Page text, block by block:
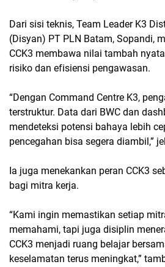
Dari sisi teknis, Team Leader K3
(Disyan) PT PLN Batam, Sopandi,
CCK3 membawa nilai tambah
risiko dan efisiensi pengawasan.
“Dengan Command Centre K3,
terstruktur. Data dari BWC dan
mendeteksi potensi bahaya lebih
pencegahan bisa segera diambil,”
Ia juga menekankan peran CCK3
bagi mitra kerja.
“Kami ingin memastikan setiap
memahami, tapi juga disiplin
CCK3 menjadi ruang belajar
keselamatan terus meningkat,”